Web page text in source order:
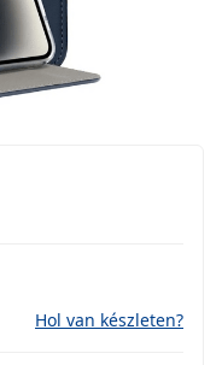
Hol van készleten?